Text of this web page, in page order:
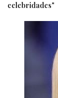
celebridades"